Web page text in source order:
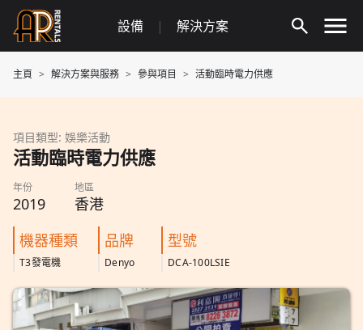
Skip
content
設備 | 解決方案
主頁 解決方案與服務 參與項目 活動臨時電力供應
項目類型: 娛樂活動
活動臨時電力供應
年份
2019
地區
香港
機器種類
品牌 型號
T3發電機 Denyo DCA-100LSIE